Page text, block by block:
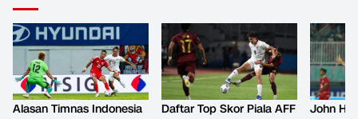
Alasan Timnas Indonesia
Daftar Top Skor Piala AFF
John